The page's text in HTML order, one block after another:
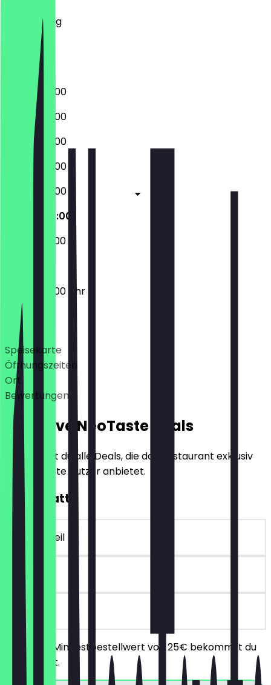
Donnerstag
Samstag
Sonntag
08:00 - 20:00
08:00 - 20:00
08:00 - 20:00
08:00 - 20:00
08:00 - 20:00
09:00 - 20:00
09:00 - 20:00
09:00 - 20:00 Uhr
Deals
Speisekarte
Öffnungszeiten
Ort
Bewertungen
Exklusive NeoTaste Deals
Hier findest du alle Deals, die das Restaurant exklusiv
für NeoTaste Nutzer anbietet.
10€ Rabatt
~10 € Vorteil
90 Tage
vor Ort
Ab einem Mindestbestellwert von 25€ bekommst du
10€ Rabatt.